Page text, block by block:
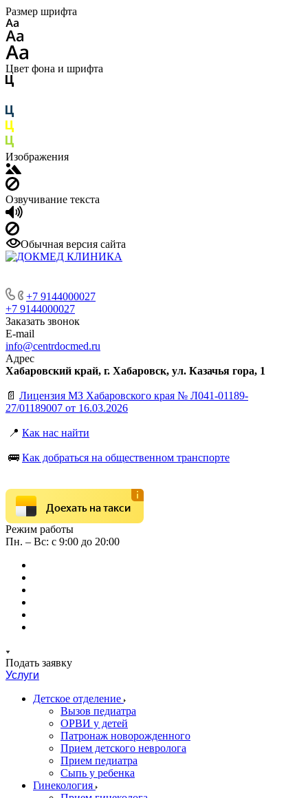
Размер шрифта
Цвет фона и шрифта
Изображения
Озвучивание текста
Обычная версия сайта
+7 9144000027
+7 9144000027
Заказать звонок
E-mail
info@centrdocmed.ru
Адрес
Хабаровский край, г. Хабаровск, ул. Казачья гора, 1
📄 Лицензия МЗ Хабаровского края № Л041-01189-
27/01189007 от 16.03.2026
📍 Как нас найти
🚌 Как добраться на общественном транспорте
Доехать на такси
Режим работы
Пн. – Вс: с 9:00 до 20:00
Подать заявку
Услуги
Детское отделение
Вызов педиатра
ОРВИ у детей
Патронаж новорожденного
Прием детского невролога
Прием педиатра
Сыпь у ребенка
Гинекология